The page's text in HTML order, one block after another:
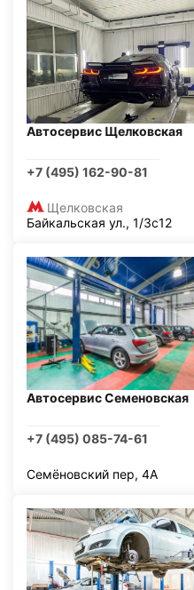
Автосервис Щелковская
+7 (495) 162-90-81
Щелковская
Байкальская ул., 1/3с12
Автосервис Семеновская
+7 (495) 085-74-61
Семёновский пер, 4А